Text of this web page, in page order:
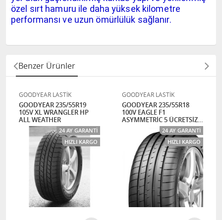
özel sırt hamuru ile daha yüksek kilometre
performansı ve uzun ömürlülük sağlanır.
Benzer Ürünler
GOODYEAR LASTİK
GOODYEAR 235/55R19
105V XL WRANGLER HP
ALL WEATHER
24 AY GARANTI
HIZLI KARGO
GOODYEAR LASTİK
GOODYEAR 235/55R18
100V EAGLE F1
ASYMMETRİC 5 ÜCRETSİZ
24 AY GARANTI
HIZLI KARGO